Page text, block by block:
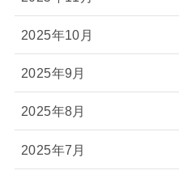
2025年10月
2025年9月
2025年8月
2025年7月